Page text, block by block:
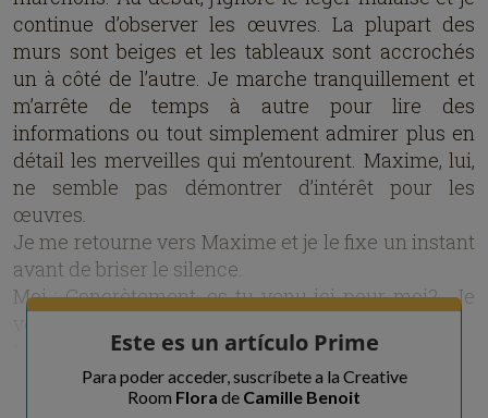
continue d’observer les œuvres. La plupart des
murs sont beiges et les tableaux sont accrochés
un à côté de l’autre. Je marche tranquillement et
m’arrête de temps à autre pour lire des
informations ou tout simplement admirer plus en
détail les merveilles qui m’entourent. Maxime, lui,
ne semble pas démontrer d’intérêt pour les
œuvres.
Je me retourne vers Maxime et je le fixe un instant
avant de briser le silence.
Moi : Concrètement, es-tu venu ici pour moi? Je
Max : …Oui et non…
Moi : Serait-il possible que tu élabores un peu plus
Este es un artículo Prime
Para poder acceder, suscríbete a la Creative
Room Flora de Camille Benoit